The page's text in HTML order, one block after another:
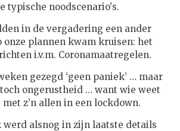
typische noodscenario's.
in de vergadering een ander
onze plannen kwam kruisen: het
i.v.m. Coronamaatregelen.
gezegd ‘geen paniek’ … maar
ongerustheid … want wie weet
z’n allen in een lockdown.
werd alsnog in zijn laatste details